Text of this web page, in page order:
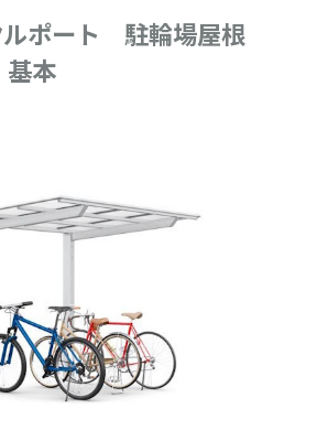
ポート 駐輪場屋根
本